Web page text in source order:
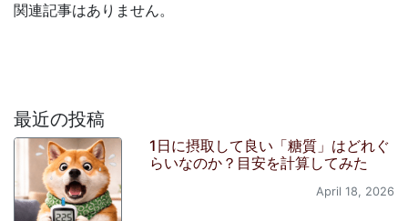
関連記事はありません。
最近の投稿
1日に摂取して良い「糖質」はどれぐ
らいなのか？目安を計算してみた
April 18, 2026